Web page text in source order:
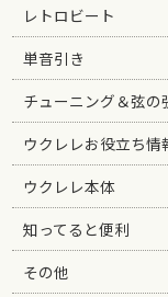
レトロビート
単音引き
チューニング＆弦の
ウクレレお役立ち情
ウクレレ本体
知ってると便利
その他